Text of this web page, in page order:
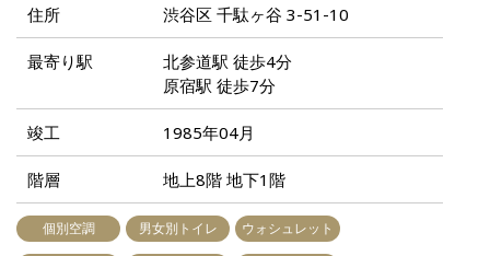
住所 渋谷区 千駄ヶ谷 3-51-10
最寄り駅
北参道駅 徒歩4分
原宿駅 徒歩7分
竣工 1985年04月
階層 地上8階 地下1階
個別空調 男女別トイレ ウォシュレット